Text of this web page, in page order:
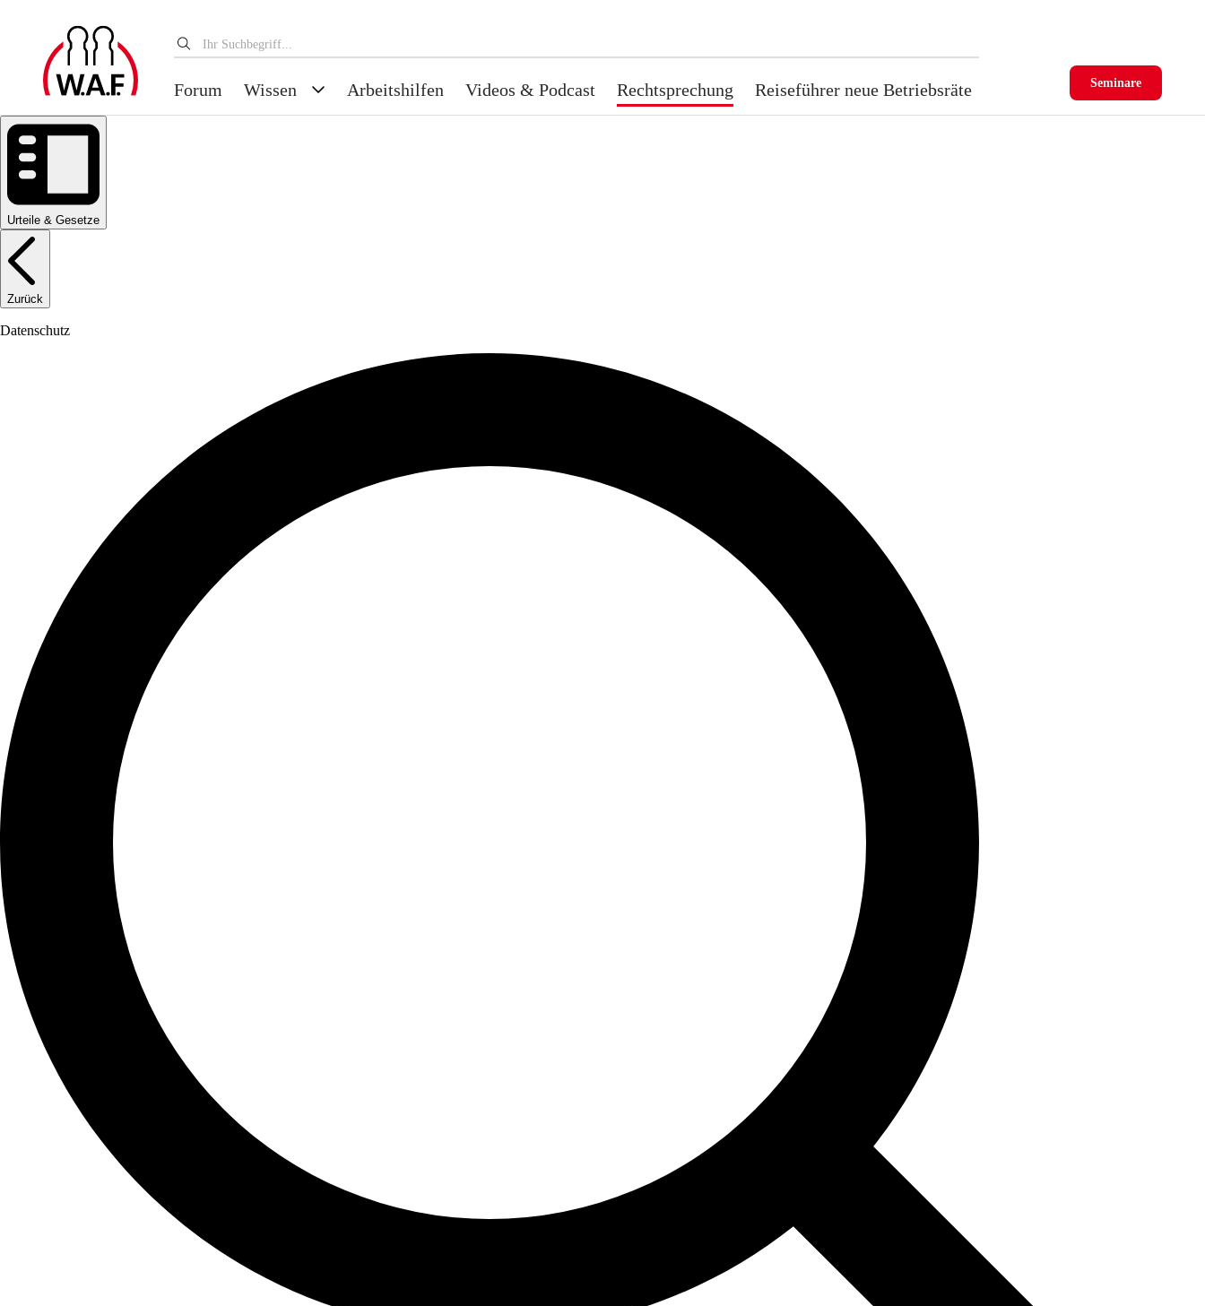
Forum Wissen Arbeitshilfen Videos & Podcast Rechtsprechung Reiseführer neue Betriebsräte Seminare
Urteile & Gesetze
Zurück
Datenschutz